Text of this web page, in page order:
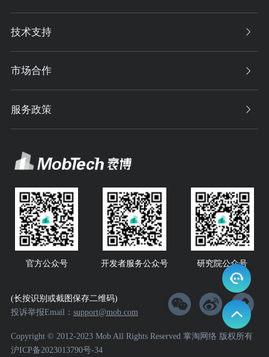
技术支持
市场合作
服务政策
官方公众号 开发者服务公众号 研究院公众号
(长按识别或截图保存二维码)
投诉举报Email： support@mob.com
Copyright © 2012-2023 Mob All Rights Reserved 掌淘网络 版权所有
沪ICP备2023013790号-34